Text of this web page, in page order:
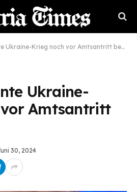
Ukraine-Krieg noch vor Amtsantritt beenden
Ukraine-
Amtsantritt
30, 2024